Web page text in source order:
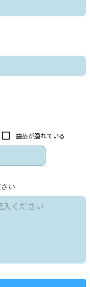
歯茎が腫れている
い